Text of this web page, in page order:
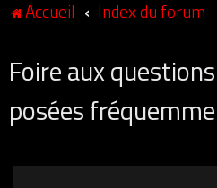
Accueil Index du forum
Foire aux
posées